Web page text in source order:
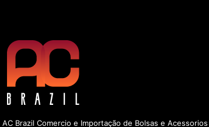
AC Brazil Comercio e Importação de Bolsas e Acessorios